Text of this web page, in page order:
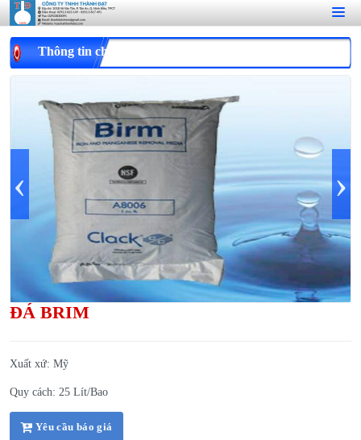
Thông tin chi tiết
‹ ›
ĐÁ BRIM
Xuất xứ: Mỹ
Quy cách: 25 Lít/Bao
Yêu cầu báo giá